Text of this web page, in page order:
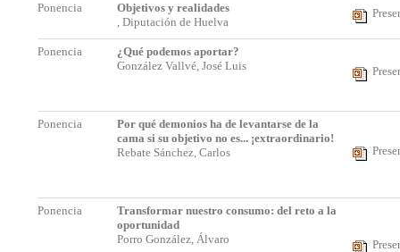
Ponencia
Objetivos y realidades
, Diputación de Huelva
Ponencia
¿Qué podemos aportar?
González Vallvé, José Luis
Ponencia
Por qué demonios ha de levantarse de la
cama si su objetivo no es... ¡extraordinario!
Rebate Sánchez, Carlos
Ponencia
Transformar nuestro consumo: del reto a la
oportunidad
Porro González, Álvaro